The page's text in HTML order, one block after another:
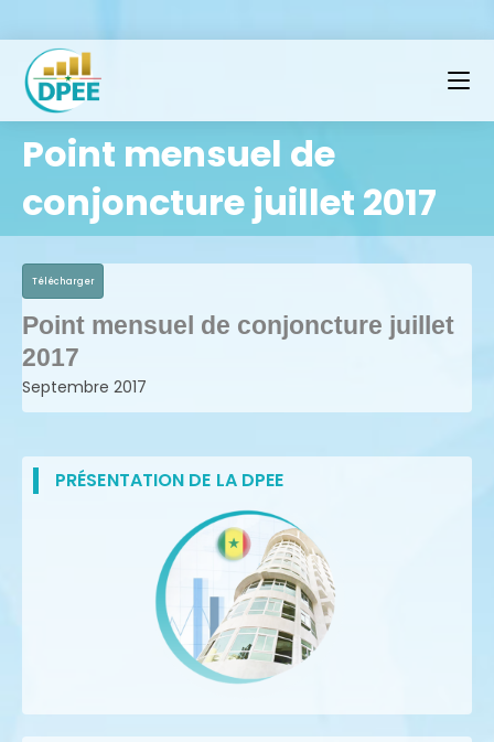
Point mensuel de
conjoncture juillet 2017
Télécharger
Point mensuel de conjoncture juillet
2017
Septembre 2017
PRÉSENTATION DE LA DPEE